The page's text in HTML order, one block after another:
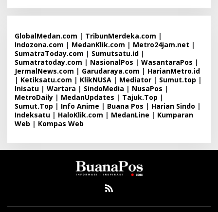
GlobalMedan.com | TribunMerdeka.com |
Indozona.com | MedanKlik.com | Metro24jam.net |
SumatraToday.com | Sumutsatu.id |
Sumatratoday.com | NasionalPos | WasantaraPos |
JermalNews.com | Garudaraya.com | HarianMetro.id
| Ketiksatu.com | KlikNUSA | Mediator | Sumut.top |
Inisatu | Wartara | SindoMedia | NusaPos |
MetroDaily | MedanUpdates | Tajuk.Top |
Sumut.Top | Info Anime | Buana Pos | Harian Sindo |
Indeksatu | HaloKlik.com | MedanLine | Kumparan
Web | Kompas Web